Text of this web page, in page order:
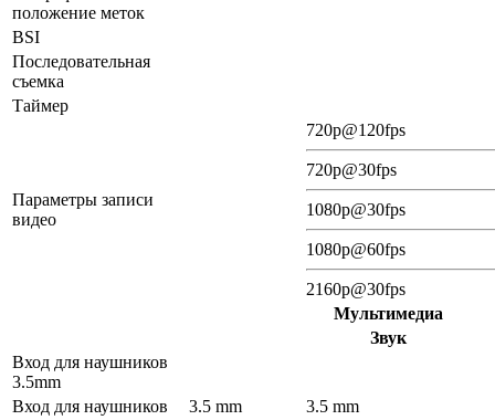
положение меток
BSI
Последовательная
съемка
Таймер
Параметры записи
видео
720p@120fps
720p@30fps
1080p@30fps
1080p@60fps
2160p@30fps
Мультимедиа
Звук
Вход для наушников
3.5mm
Вход для наушников
3.5 mm
3.5 mm